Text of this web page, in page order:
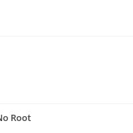
Root